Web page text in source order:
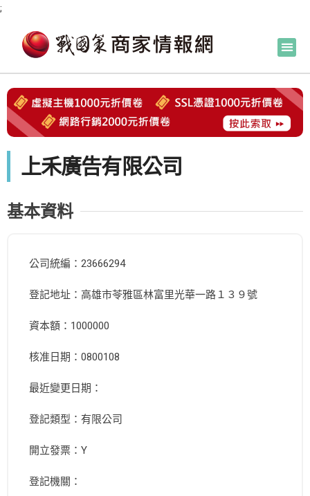
;
上禾廣告有限公司
基本資料
公司統編：23666294
登記地址：高雄市苓雅區林富里光華一路１３９號
資本額：1000000
核准日期：0800108
最近變更日期：
登記類型：有限公司
開立發票：Y
登記機關：